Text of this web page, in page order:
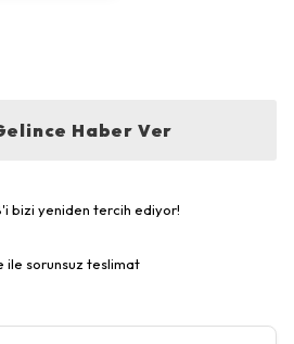
Haber Ver
bizi yeniden tercih ediyor!
ile sorunsuz teslimat